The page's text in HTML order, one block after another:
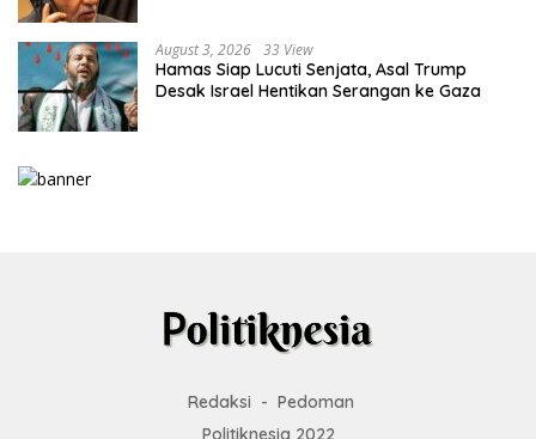
August 3, 2026 33 View
Hamas Siap Lucuti Senjata, Asal Trump
Desak Israel Hentikan Serangan ke Gaza
Redaksi
Pedoman
Politiknesia 2022